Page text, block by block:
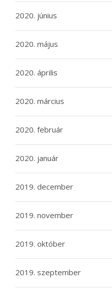
2020. június
2020. május
2020. április
2020. március
2020. február
2020. január
2019. december
2019. november
2019. október
2019. szeptember